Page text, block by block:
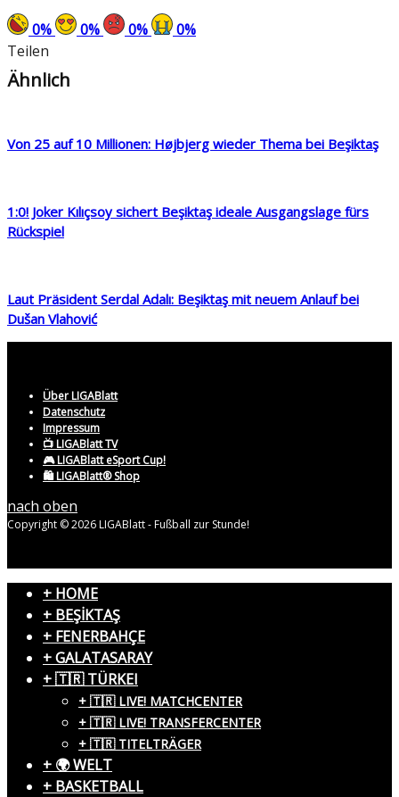
0% 0% 0% 0%
Teilen
Ähnlich
Von 25 auf 10 Millionen: Højbjerg wieder Thema bei Beşiktaş
1:0! Joker Kılıçsoy sichert Beşiktaş ideale Ausgangslage fürs
Rückspiel
Laut Präsident Serdal Adalı: Beşiktaş mit neuem Anlauf bei
Dušan Vlahović
Über LIGABlatt
Datenschutz
Impressum
📺 LIGABlatt TV
🎮 LIGABlatt eSport Cup!
🛍️ LIGABlatt® Shop
nach oben
Copyright © 2026 LIGABlatt - Fußball zur Stunde!
+ HOME
+ BEŞİKTAŞ
+ FENERBAHÇE
+ GALATASARAY
+ 🇹🇷 TÜRKEI
+ 🇹🇷 LIVE! MATCHCENTER
+ 🇹🇷 LIVE! TRANSFERCENTER
+ 🇹🇷 TITELTRÄGER
+ 🌍 WELT
+ BASKETBALL